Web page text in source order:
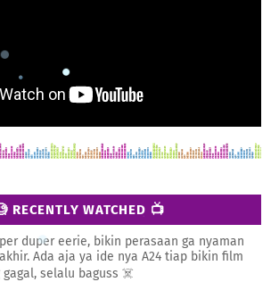
RECENTLY WATCHED 📺
duper eerie, bikin perasaan ga nyaman
Ada aja ya ide nya A24 tiap bikin film
gagal, selalu baguss ☠️